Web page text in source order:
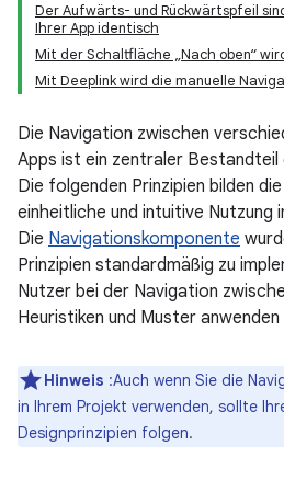
Der Aufwärts- und Rückwärtspfeil
Ihrer App identisch
Mit der Schaltfläche „Nach oben“
Mit Deeplink wird die manuelle
Die Navigation zwischen
Apps ist ein zentraler Bestandteil
Die folgenden Prinzipien bilden
einheitliche und intuitive Nutzung
Die Navigationskomponente
Prinzipien standardmäßig zu
Nutzer bei der Navigation
Heuristiken und Muster anwenden
Hinweis :Auch wenn Sie die
in Ihrem Projekt verwenden, sollte
Designprinzipien folgen.